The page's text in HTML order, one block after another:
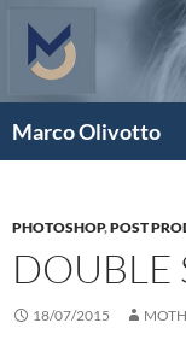
contenuto
Marco Olivotto
PHOTOSHOP,POST
DOUBLE
18/07/2015